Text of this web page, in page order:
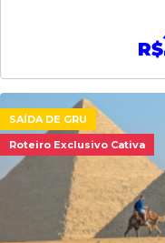
R$
SAÍDA DE GRU
Roteiro Exclusivo Cativa